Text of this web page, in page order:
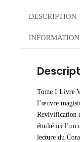
DESCRIPTION
Tome I Livre
l’œuvre
Revivification
étudié ici l’un
lecture du